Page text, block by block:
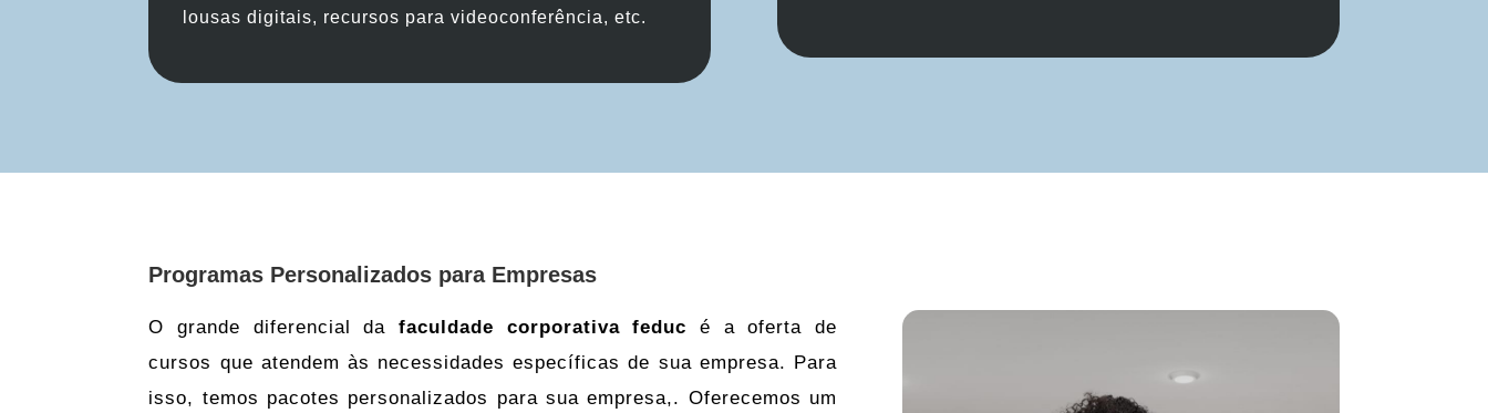
lousas digitais, recursos para videoconferência, etc.
Programas Personalizados para Empresas
O grande diferencial da faculdade corporativa feduc é a oferta de
cursos que atendem às necessidades específicas de sua empresa. Para
isso, temos pacotes personalizados para sua empresa,. Oferecemos um